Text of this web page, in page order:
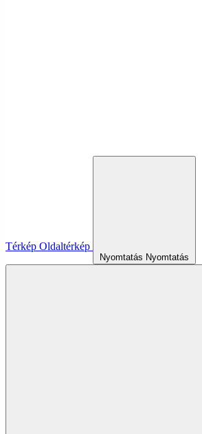
Térkép Oldaltérkép
Nyomtatás Nyomtatás